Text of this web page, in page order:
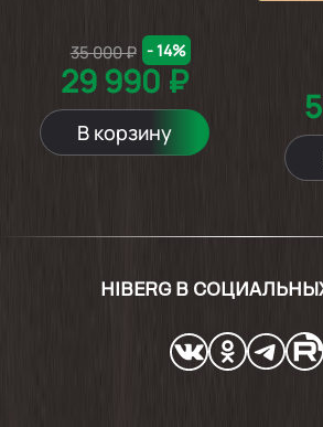
29 990 ₽
35 000 ₽ - 14%
В корзину
HIBERG В